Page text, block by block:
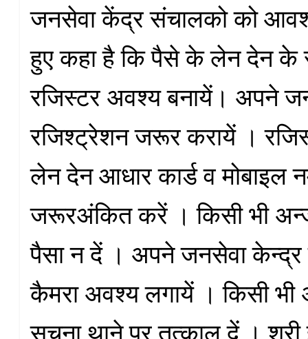
जनसेवा केंद्र संचालको को
हुए कहा है कि पैसे के लेन देन के
रजिस्टर अवश्य बनायें। अपने
रजिश्ट्रेशन जरूर करायें ।
लेन देन आधार कार्ड व मोबाइल
जरूरअंकित करें । किसी भी
पैसा न दें । अपने जनसेवा केन्द्र
कैमरा अवश्य लगायें । किसी भी